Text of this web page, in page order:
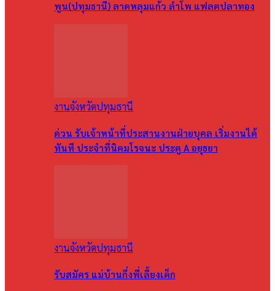
พูน(ปทุมธานี) ลาดหลุมแก้ว ลำโพ แฟลตปลาทอง
งานจังหวัดปทุมธานี
ด่วน รับเจ้าหน้าที่ประสานงานฝ่ายบุคล เริ่มงานได้
ทันที ประจำที่นิคมโรจนะ ประตู A อยุธยา
งานจังหวัดปทุมธานี
รับสมัคร แม่บ้านกึ่งพี่เลี้ยงเด็ก